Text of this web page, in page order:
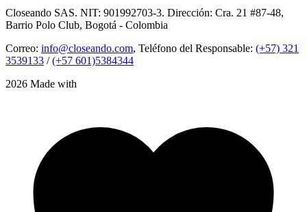
Closeando SAS. NIT: 901992703-3. Dirección: Cra. 21 #87-48,
Barrio Polo Club, Bogotá - Colombia
Correo: info@closeando.com, Teléfono del Responsable: (+57) 321
3539133 /(+57 601)5384344
2026 Made with